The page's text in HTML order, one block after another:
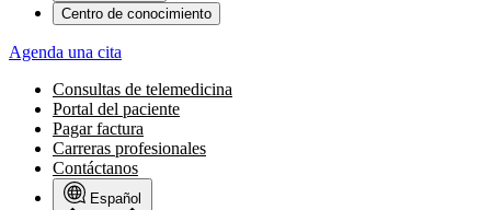
Centro de conocimiento
Agenda una cita
Consultas de telemedicina
Portal del paciente
Pagar factura
Carreras profesionales
Contáctanos
Español